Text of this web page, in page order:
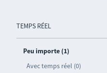
TEMPS RÉEL
Peu importe (1)
Avec temps réel (0)